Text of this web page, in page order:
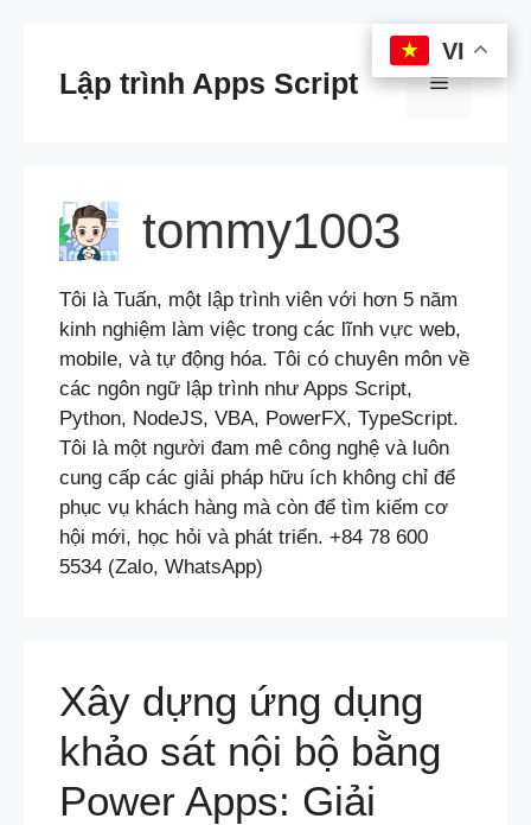
Lập trình Apps Script Menu
tommy1003
Tôi là Tuấn, một lập trình viên với hơn 5 năm
kinh nghiệm làm việc trong các lĩnh vực web,
mobile, và tự động hóa. Tôi có chuyên môn về
các ngôn ngữ lập trình như Apps Script,
Python, NodeJS, VBA, PowerFX, TypeScript.
Tôi là một người đam mê công nghệ và luôn
cung cấp các giải pháp hữu ích không chỉ để
phục vụ khách hàng mà còn để tìm kiếm cơ
hội mới, học hỏi và phát triển. +84 78 600
5534 (Zalo, WhatsApp)
Xây dựng ứng dụng
khảo sát nội bộ bằng
Power Apps: Giải
VI
VI